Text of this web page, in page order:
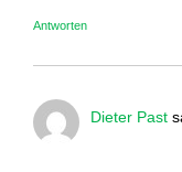
Antworten
Dieter Past